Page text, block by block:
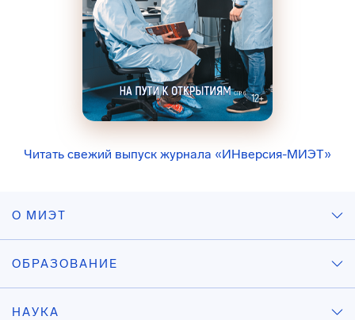
Читать свежий выпуск журнала «ИНверсия-МИЭТ»
О МИЭТ
ОБРАЗОВАНИЕ
НАУКА